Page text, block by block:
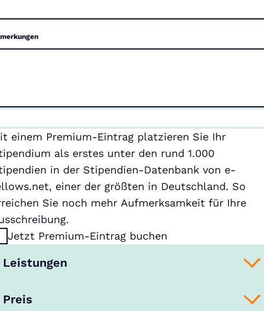
einem Premium-Eintrag platzieren Sie Ihr
als erstes unter den rund 1.000
in der Stipendien-Datenbank von e-
einer der größten in Deutschland. So
Sie noch mehr Aufmerksamkeit für Ihre
Jetzt Premium-Eintrag buchen
Leistungen
Preis